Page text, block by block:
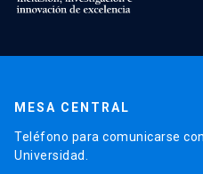
MESA CENTRAL
Teléfono para comunicarse
Universidad.